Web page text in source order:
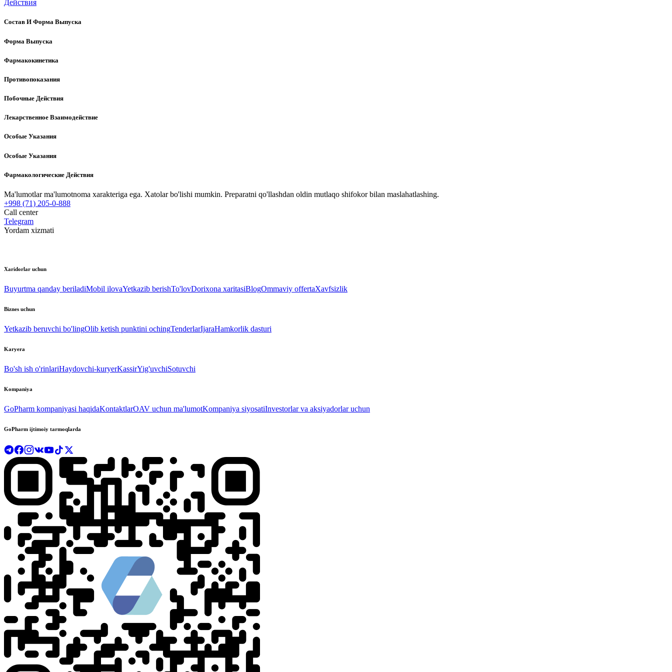
Действия
Состав И Форма Выпуска
Форма Выпуска
Фармакокинетика
Противопоказания
Побочные Действия
Лекарственное Взаимодействие
Особые Указания
Особые Указания
Фармакологические Действия
Ma'lumotlar ma'lumotnoma xarakteriga ega. Xatolar bo'lishi mumkin. Preparatni qo'llashdan oldin mutlaqo shifokor bilan maslahatlashing.
+998 (71) 205-0-888
Call center
Telegram
Yordam xizmati
Xaridorlar uchun
Buyurtma qanday beriladiMobil ilovaYetkazib berishTo'lovDorixona xaritasiBlogOmmaviy offertaXavfsizlik
Biznes uchun
Yetkazib beruvchi bo'lingOlib ketish punktini ochingTenderlarIjaraHamkorlik dasturi
Karyera
Bo'sh ish o'rinlariHaydovchi-kuryerKassirYig'uvchiSotuvchi
Kompaniya
GoPharm kompaniyasi haqidaKontaktlarOAV uchun ma'lumotKompaniya siyosatiInvestorlar va aksiyadorlar uchun
GoPharm ijtimoiy tarmoqlarda